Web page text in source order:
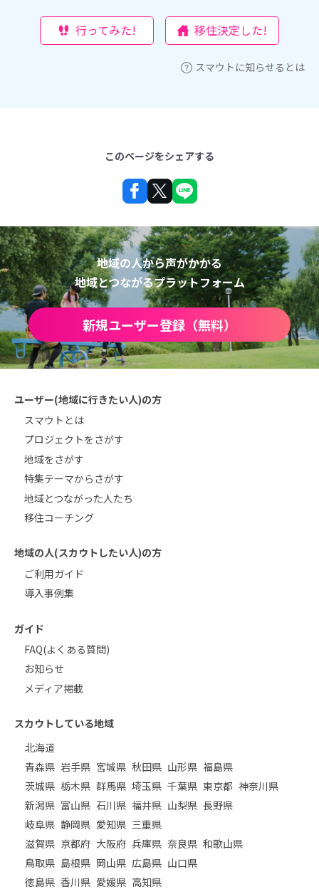
行ってみた! 移住決定した!
スマウトに知らせるとは
このページをシェアする
地域の人から声がかかる
地域とつながるプラットフォーム
新規ユーザー登録（無料）
ユーザー(地域に行きたい人)の方
スマウトとは
プロジェクトをさがす
地域をさがす
特集テーマからさがす
地域とつながった人たち
移住コーチング
地域の人(スカウトしたい人)の方
ご利用ガイド
導入事例集
ガイド
FAQ(よくある質問)
お知らせ
メディア掲載
スカウトしている地域
北海道
青森県 岩手県 宮城県 秋田県 山形県 福島県
茨城県 栃木県 群馬県 埼玉県 千葉県 東京都 神奈川県
新潟県 富山県 石川県 福井県 山梨県 長野県
岐阜県 静岡県 愛知県 三重県
滋賀県 京都府 大阪府 兵庫県 奈良県 和歌山県
鳥取県 島根県 岡山県 広島県 山口県
徳島県 香川県 愛媛県 高知県